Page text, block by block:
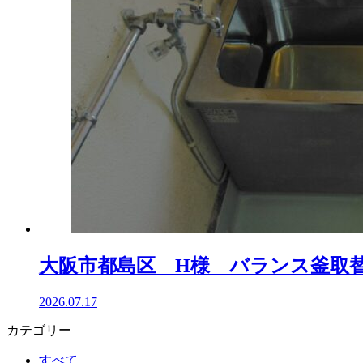
大阪市都島区 H様 バランス釜取
2026.07.17
カテゴリー